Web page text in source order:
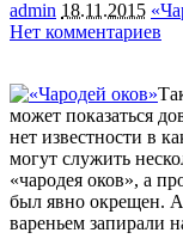
admin 18.11.2015
Нет комментариев
может показаться
нет известности в
могут служить
«чародея оков», а
был явно окрещен. А
вареньем запирали